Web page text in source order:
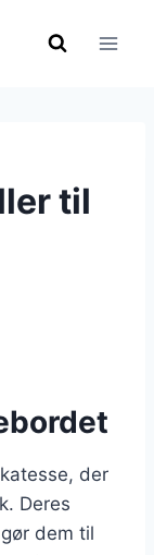
til
der
Deres
dem til